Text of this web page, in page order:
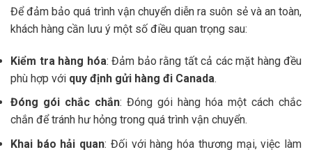
Để đảm bảo quá trình vận chuyển diễn ra suôn sẻ và an toàn,
khách hàng cần lưu ý một số điều quan trọng sau:
Kiểm tra hàng hóa: Đảm bảo rằng tất cả các mặt hàng đều
phù hợp với quy định gửi hàng đi Canada.
Đóng gói chắc chắn: Đóng gói hàng hóa một cách chắc
chắn để tránh hư hỏng trong quá trình vận chuyển.
Khai báo hải quan: Đối với hàng hóa thương mại, việc làm